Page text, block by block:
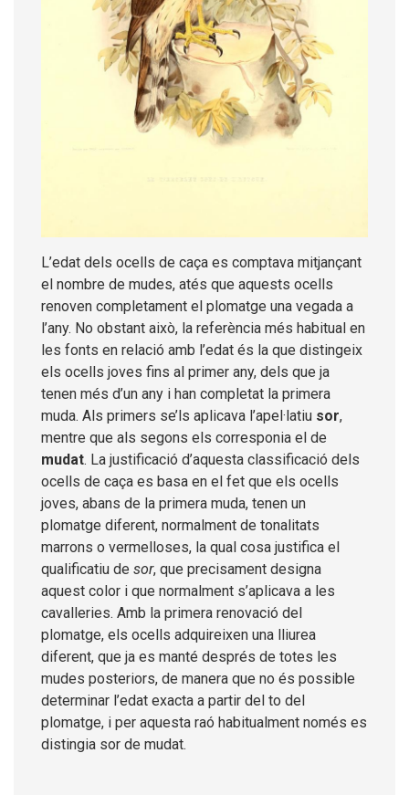
L’edat dels ocells de caça es comptava mitjançant
el nombre de mudes, atés que aquests ocells
renoven completament el plomatge una vegada a
l’any. No obstant això, la referència més habitual en
les fonts en relació amb l’edat és la que distingeix
els ocells joves fins al primer any, dels que ja
tenen més d’un any i han completat la primera
muda. Als primers se’ls aplicava l’apel·latiu sor,
mentre que als segons els corresponia el de
mudat. La justificació d’aquesta classificació dels
ocells de caça es basa en el fet que els ocells
joves, abans de la primera muda, tenen un
plomatge diferent, normalment de tonalitats
marrons o vermelloses, la qual cosa justifica el
qualificatiu de sor, que precisament designa
aquest color i que normalment s’aplicava a les
cavalleries. Amb la primera renovació del
plomatge, els ocells adquireixen una lliurea
diferent, que ja es manté després de totes les
mudes posteriors, de manera que no és possible
determinar l’edat exacta a partir del to del
plomatge, i per aquesta raó habitualment només es
distingia sor de mudat.